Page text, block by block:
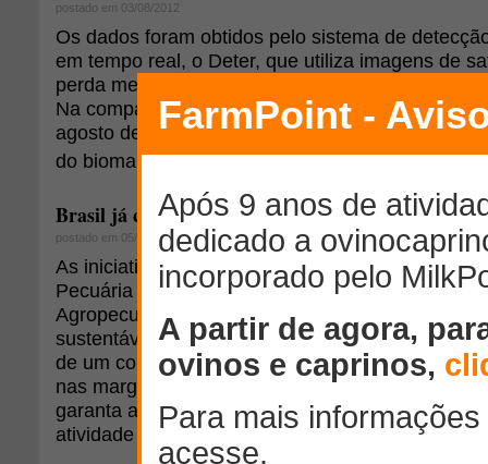
postado em 03/08/2012
Os dados foram obtidos pelo sistema de
em tempo real, o Deter, que utiliza imagens de
perda mensal de vegetação no bioma.
Na comparação dos dados do Deter de agosto
agosto de 2011 a julho de 2012, houve redução
do bioma (caiu de 2.679,56 km2para 2.049,83
Brasil já cumpriu 80% da meta do desmatamento
postado em 05/06/2012
As iniciativas desenvolvidas pela Confederação
Pecuária do Brasil (CNA) e pela Empresa
Agropecuária (Embrapa) no âmbito do Projeto
sustentáveis voltadas para o setor agropecuário,
de um conceito mundial de Área de Preservação
nas margens dos rios e uma política de
garanta a comercialização de créditos de
atividade rural.